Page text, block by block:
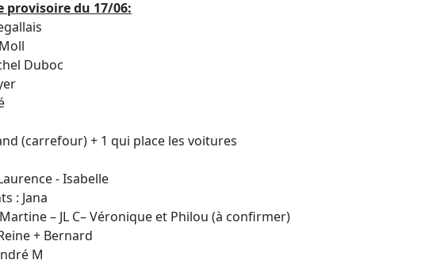
provisoire du 17/06:
Duboc
(carrefour) + 1 qui place les voitures
- Isabelle
: Jana
– JL C– Véronique et Philou (à confirmer)
+ Bernard
M